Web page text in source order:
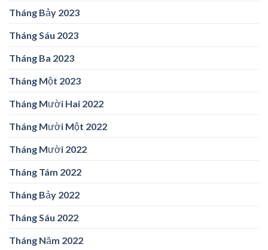
Tháng Bảy 2023
Tháng Sáu 2023
Tháng Ba 2023
Tháng Một 2023
Tháng Mười Hai 2022
Tháng Mười Một 2022
Tháng Mười 2022
Tháng Tám 2022
Tháng Bảy 2022
Tháng Sáu 2022
Tháng Năm 2022